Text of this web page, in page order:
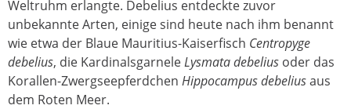
Weltruhm erlangte. Debelius entdeckte zuvor
unbekannte Arten, einige sind heute nach ihm benannt
wie etwa der Blaue Mauritius-Kaiserfisch Centropyge
debelius, die KardinalsgarneleLysmata debelius oder das
Korallen-Zwergseepferdchen Hippocampus debeliusaus
dem Roten Meer.